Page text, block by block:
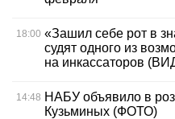
18:00 «Зашил себе рот в
судят одного из
на инкассаторов
14:48 НАБУ объявило в
Кузьминых (ФОТО)